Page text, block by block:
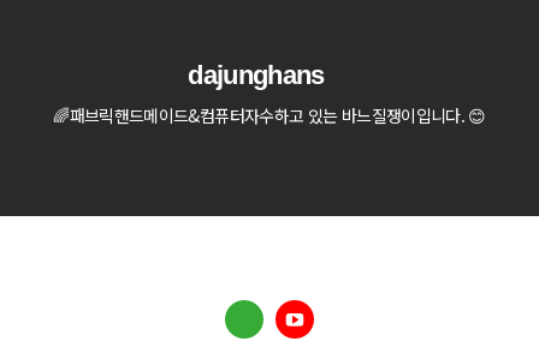
dajunghans
🌈패브릭핸드메이드&컴퓨터자수하고 있는 바느질쟁이입니다. 😊